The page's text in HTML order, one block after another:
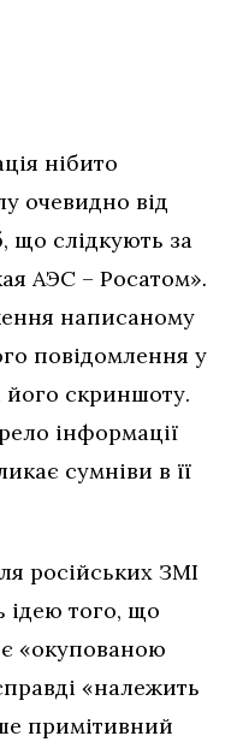
нібито
очевидно від
що слідкують за
АЭС – Росатом».
написаному
повідомлення у
його скриншоту.
інформації
сумніви в її
російських ЗМІ
ідею того, що
є «окупованою
«належить
примітивний